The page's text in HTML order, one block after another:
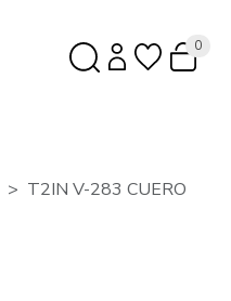
0
T2IN V-283 CUERO